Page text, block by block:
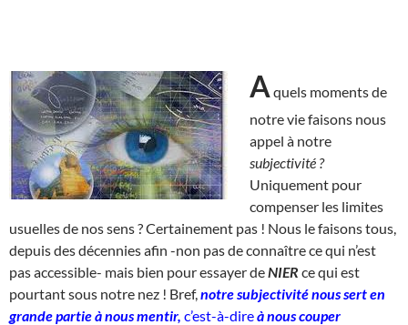
A quels moments de
notre vie faisons nous
appel à notre
subjectivité ?
Uniquement pour
compenser les limites
usuelles de nos sens ? Certainement pas ! Nous le faisons tous,
depuis des décennies afin -non pas de connaître ce qui n’est
pas accessible- mais bien pour essayer deNIER ce qui est
pourtant sous notre nez ! Bref, notre subjectivité nous sert en
grande partie à nous mentir, c’est-à-direà nous couper